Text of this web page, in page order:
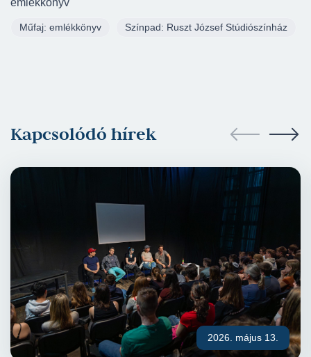
Magyar Színház)
Karinthyráda (Spinóza)
Édes Anna (Győri Nemzeti Színház)
Teljes napfogyatkozás (Gózon Gyula
Csalóka szívárvány (József Attila Színház)
Peer Gynt (Temesvári Csiky Gergely Állami
Magyar Színház)
A csónak (Temesvári Csiky Gergely Állami
Magyar Színház)
A gyáva (Nézőművészeti Kft)
Vakság (Nézőművészeti Kft)
Momo (Marosvásárhelyi Áriel Bábszínház)
emlékkönyv
Műfaj: emlékkönyv Színpad: Ruszt József Stúdiószínház
Kapcsolódó hírek
2026. május 13.